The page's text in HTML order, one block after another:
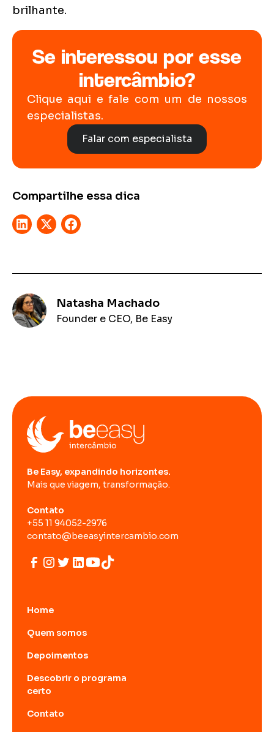
brilhante.
Se interessou por esse
intercâmbio?
Clique aqui e fale com um de nossos
especialistas.
Falar com especialista
Compartilhe essa dica
Natasha Machado
Founder e CEO, Be Easy
Be Easy, expandindo horizontes.
Mais que viagem, transformação.
Contato
+55 11 94052-2976
contato@beeasyintercambio.com
Home
Quem somos
Depoimentos
Descobrir o programa
certo
Contato